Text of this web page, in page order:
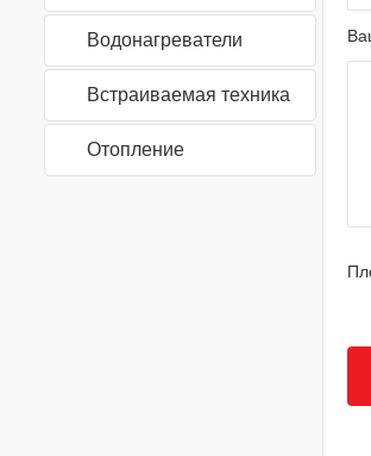
Водонагреватели
Встраиваемая техника
Отопление